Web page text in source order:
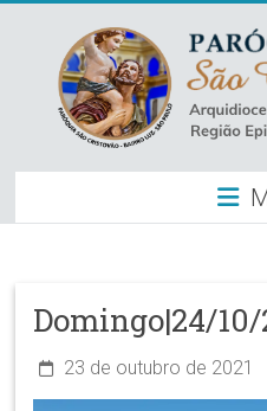
content
Paróquia
São
–
Luz
Arquidiocese
Domingo|24/10/
23 de outubro de 2021